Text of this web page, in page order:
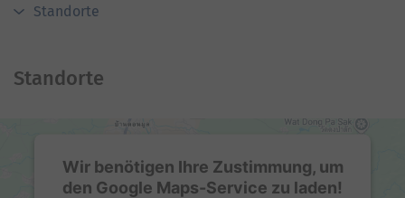
Standorte
Standorte
Wir benötigen Ihre Zustimmung, um
den Google Maps-Service zu laden!